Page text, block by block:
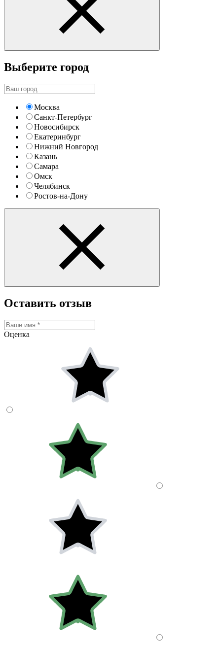
Выберите город
Москва
Санкт-Петербург
Новосибирск
Екатеринбург
Нижний Новгород
Казань
Самара
Омск
Челябинск
Ростов-на-Дону
Оставить отзыв
Оценка